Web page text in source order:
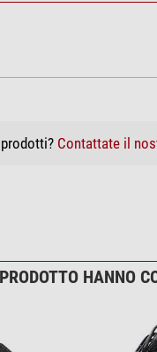
Contattate il
HANNO